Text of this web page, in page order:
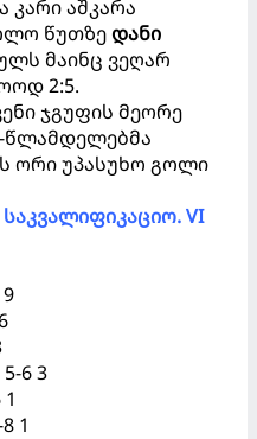
კარი აშკარა
წუთზედანი
მაინც ვეღარ
2:5.
ჯგუფის მეორე
წლამდელებმა
ორი უპასუხო გოლი
VI
6 3
1